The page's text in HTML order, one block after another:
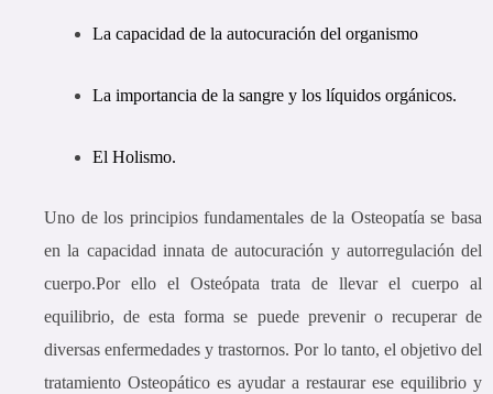
La capacidad de la autocuración del organismo
La importancia de la sangre y los líquidos orgánicos.
El Holismo.
Uno de los principios fundamentales de la Osteopatía se basa
en la capacidad innata de autocuración y autorregulación del
cuerpo.Por ello el Osteópata trata de llevar el cuerpo al
equilibrio, de esta forma se puede prevenir o recuperar de
diversas enfermedades y trastornos. Por lo tanto, el objetivo del
tratamiento Osteopático es ayudar a restaurar ese equilibrio y